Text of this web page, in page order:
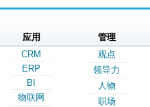
应用
CRM
ERP
BI
物联网
管理
观点
领导力
人物
职场